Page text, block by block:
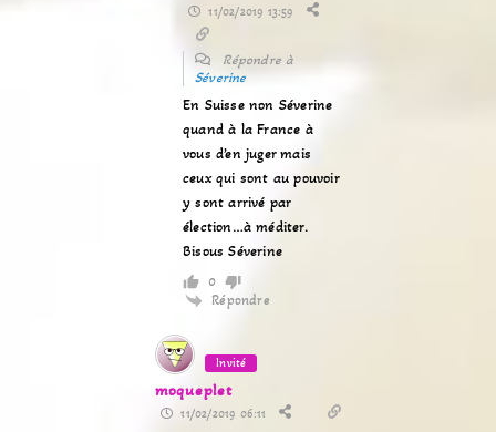
11/02/2019 13:59
Répondre à
Séverine
En Suisse non Séverine
quand à la France à
vous d’en juger mais
ceux qui sont au pouvoir
y sont arrivé par
élection…à méditer.
Bisous Séverine
0
Répondre
Invité
moqueplet
11/02/2019 06:11